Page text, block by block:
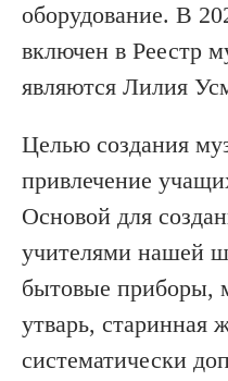
оборудование. В
включен в Реестр
являются Лилия
Целью создания
привлечение
Основой для
учителями нашей
бытовые приборы,
утварь,
систематически